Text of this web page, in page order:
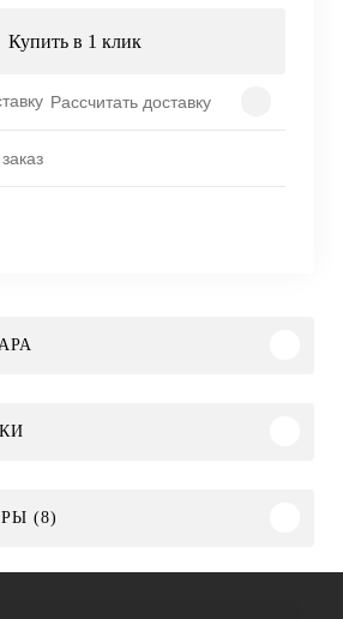
Купить в 1 клик
Рассчитать доставку
(8)